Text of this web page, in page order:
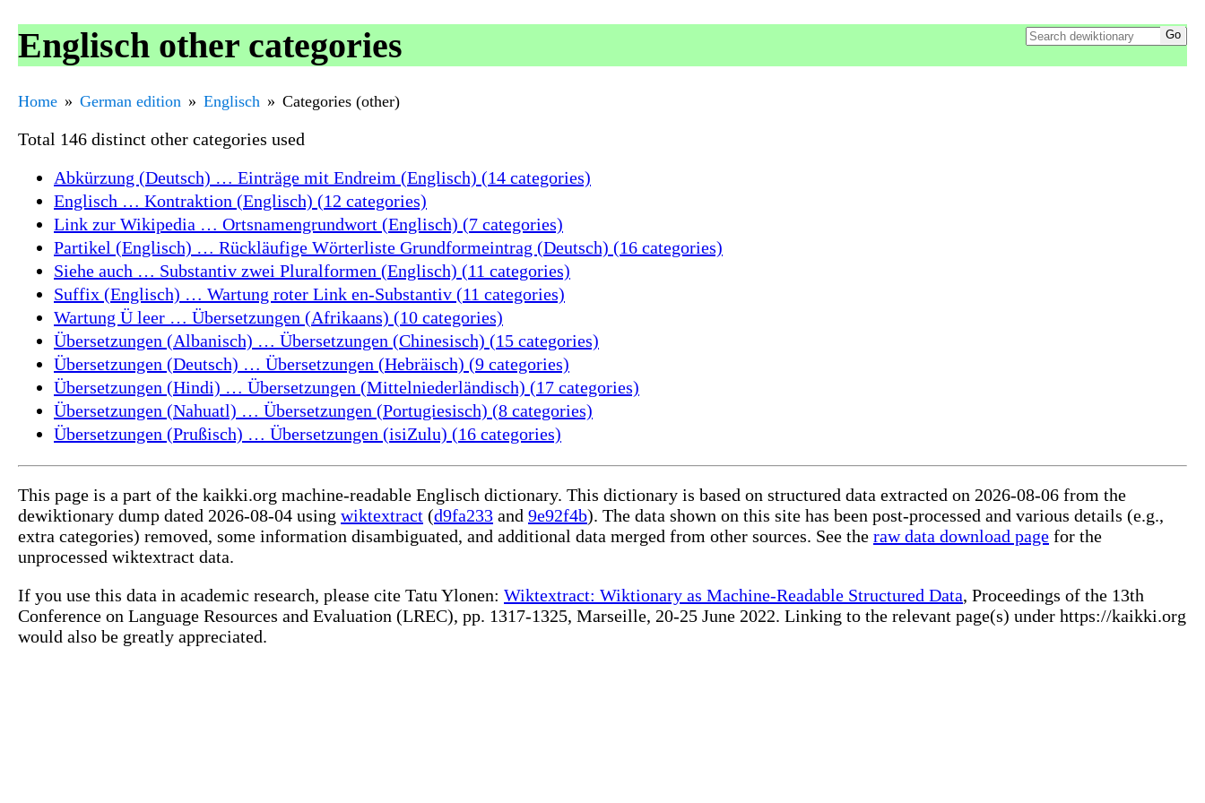
Englisch other categories
Home German edition Englisch Categories (other)
Total 146 distinct other categories used
Abkürzung (Deutsch) … Einträge mit Endreim (Englisch) (14 categories)
Englisch … Kontraktion (Englisch) (12 categories)
Link zur Wikipedia … Ortsnamengrundwort (Englisch) (7 categories)
Partikel (Englisch) … Rückläufige Wörterliste Grundformeintrag (Deutsch) (16 categories)
Siehe auch … Substantiv zwei Pluralformen (Englisch) (11 categories)
Suffix (Englisch) … Wartung roter Link en-Substantiv (11 categories)
Wartung Ü leer … Übersetzungen (Afrikaans) (10 categories)
Übersetzungen (Albanisch) … Übersetzungen (Chinesisch) (15 categories)
Übersetzungen (Deutsch) … Übersetzungen (Hebräisch) (9 categories)
Übersetzungen (Hindi) … Übersetzungen (Mittelniederländisch) (17 categories)
Übersetzungen (Nahuatl) … Übersetzungen (Portugiesisch) (8 categories)
Übersetzungen (Prußisch) … Übersetzungen (isiZulu) (16 categories)
This page is a part of the kaikki.org machine-readable Englisch dictionary. This dictionary is based on structured data extracted on 2026-08-06 from the
dewiktionary dump dated 2026-08-04 using wiktextract (d9fa233 and 9e92f4b). The data shown on this site has been post-processed and various details (e.g.,
extra categories) removed, some information disambiguated, and additional data merged from other sources. See the raw data download page for the
unprocessed wiktextract data.
If you use this data in academic research, please cite Tatu Ylonen: Wiktextract: Wiktionary as Machine-Readable Structured Data, Proceedings of the 13th
Conference on Language Resources and Evaluation (LREC), pp. 1317-1325, Marseille, 20-25 June 2022. Linking to the relevant page(s) under https://kaikki.org
would also be greatly appreciated.